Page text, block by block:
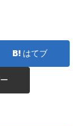
はてブ